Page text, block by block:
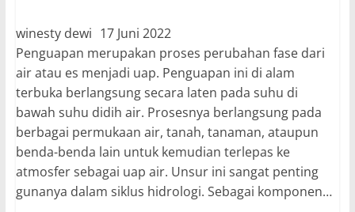
winesty dewi 17 Juni 2022
Penguapan merupakan proses perubahan fase dari
air atau es menjadi uap. Penguapan ini di alam
terbuka berlangsung secara laten pada suhu di
bawah suhu didih air. Prosesnya berlangsung pada
berbagai permukaan air, tanah, tanaman, ataupun
benda-benda lain untuk kemudian terlepas ke
atmosfer sebagai uap air. Unsur ini sangat penting
gunanya dalam siklus hidrologi. Sebagai komponen…